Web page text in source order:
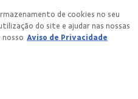
de cookies no seu
do site e ajudar nas nossas
Aviso de Privacidade